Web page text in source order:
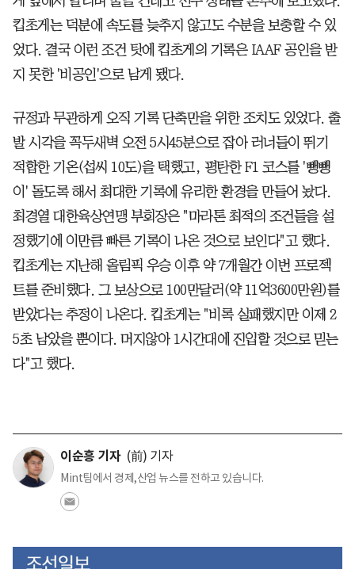
킵초게는 덕분에 속도를 늦추지 않고도 수분을 보충할 수 있
었다. 결국 이런 조건 탓에 킵초게의 기록은 IAAF 공인을 받
지 못한 '비공인'으로 남게 됐다.
규정과 무관하게 오직 기록 단축만을 위한 조치도 있었다. 출
발 시각을 꼭두새벽 오전 5시45분으로 잡아 러너들이 뛰기
적합한 기온(섭씨 10도)을 택했고, 평탄한 F1 코스를 '뺑뺑
이' 돌도록 해서 최대한 기록에 유리한 환경을 만들어 놨다.
최경열 대한육상연맹 부회장은 "마라톤 최적의 조건들을 설
정했기에 이만큼 빠른 기록이 나온 것으로 보인다"고 했다.
킵초게는 지난해 올림픽 우승 이후 약 7개월간 이번 프로젝
트를 준비했다. 그 보상으로 100만달러(약 11억3600만원)를
받았다는 추정이 나온다. 킵초게는 "비록 실패했지만 이제 2
5초 남았을 뿐이다. 머지않아 1시간대에 진입할 것으로 믿는
다"고 했다.
이순흥 기자 (前) 기자
Mint팀에서 경제,산업 뉴스를 전하고 있습니다.